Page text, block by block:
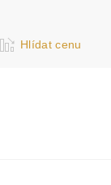
Hlídat cenu